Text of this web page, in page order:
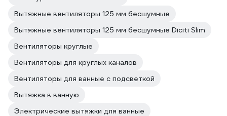
Вытяжные вентиляторы 125 мм бесшумные
Вытяжные вентиляторы 125 мм бесшумные Diciti Slim
Вентиляторы круглые
Вентиляторы для круглых каналов
Вентиляторы для ванные с подсветкой
Вытяжка в ванную
Электрические вытяжки для ванные